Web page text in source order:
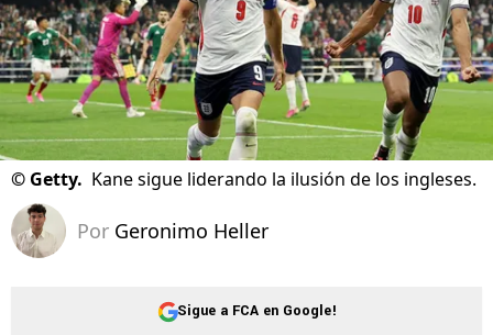
© Getty. Kane sigue liderando la ilusión de los ingleses.
Por Geronimo Heller
Sigue a FCA en Google!